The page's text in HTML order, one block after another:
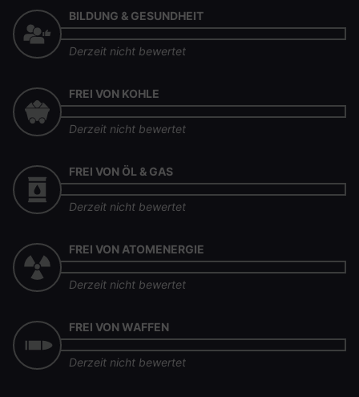
BILDUNG & GESUNDHEIT
Derzeit nicht bewertet
FREI VON KOHLE
Derzeit nicht bewertet
FREI VON ÖL & GAS
Derzeit nicht bewertet
FREI VON ATOMENERGIE
Derzeit nicht bewertet
FREI VON WAFFEN
Derzeit nicht bewertet